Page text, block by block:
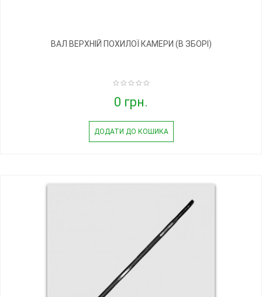
ВАЛ ВЕРХНІЙ ПОХИЛОЇ КАМЕРИ (В ЗБОРІ)
0 грн.
ДОДАТИ ДО КОШИКА